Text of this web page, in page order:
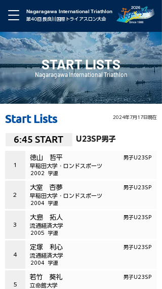
Nagaragawa International Triathlon
第40回 長良川国際トライアスロン大会
START LISTS
Nagaragawa International Triathlon
Start Lists 2024年7月17日現在
6:45 START U23SP男子
1
徳山 哲平
早稲田大学・ロンドスポーツ
男子U23SP
学連
2002
2
大室 杏夢
早稲田大学・ロンドスポーツ
男子U23SP
学連
2004
3
大島 拓人
流通経済大学
男子U23SP
学連
2005
4
定塚 利心
流通経済大学
男子U23SP
学連
2004
5
若竹 葵礼
立命館大学
男子U23SP